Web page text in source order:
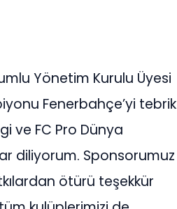
Yönetim Kurulu Üyesi
Fenerbahçe’yi tebrik
ve FC Pro Dünya
diliyorum. Sponsorumuz
ötürü teşekkür